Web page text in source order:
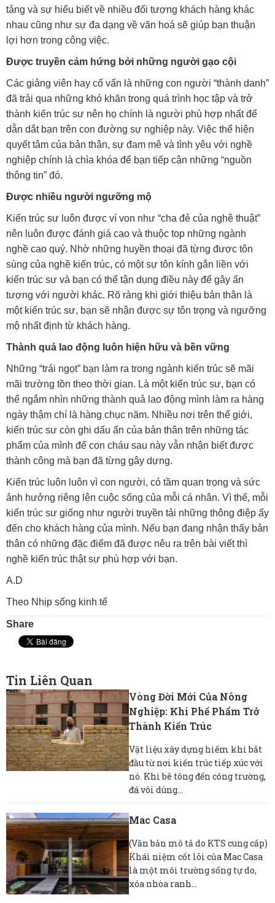
tảng và sự hiểu biết về nhiều đối tượng khách hàng khác
nhau cũng như sự đa dạng về văn hoá sẽ giúp bạn thuận
lợi hơn trong công việc.
Được truyền cảm hứng bởi những người gạo cội
Các giảng viên hay cố vấn là những con người “thành danh”
đã trải qua những khó khăn trong quá trình học tập và trở
thành kiến trúc sư nên họ chính là người phù hợp nhất để
dẫn dắt bạn trên con đường sự nghiệp này. Việc thể hiện
quyết tâm của bản thân, sự đam mê và tình yêu với nghề
nghiệp chính là chìa khóa để bạn tiếp cận những “nguồn
thông tin” đó.
Được nhiều người ngưỡng mộ
Kiến trúc sư luôn được ví von như “cha đẻ của nghệ thuật”
nên luôn được đánh giá cao và thuộc top những ngành
nghề cao quý. Nhờ những huyền thoại đã từng được tôn
sùng của nghề kiến trúc, có một sự tôn kính gắn liền với
kiến trúc sư và bạn có thể tận dụng điều này để gây ấn
tượng với người khác. Rõ ràng khi giới thiệu bản thân là
một kiến trúc sư, bạn sẽ nhận được sự tôn trọng và ngưỡng
mộ nhất định từ khách hàng.
Thành quả lao động luôn hiện hữu và bền vững
Những “trái ngọt” bạn làm ra trong ngành kiến trúc sẽ mãi
mãi trường tồn theo thời gian. Là một kiến trúc sư, bạn có
thể ngắm nhìn những thành quả lao động mình làm ra hàng
ngày thậm chí là hàng chục năm. Nhiều nơi trên thế giới,
kiến trúc sư còn ghi dấu ấn của bản thân trên những tác
phẩm của mình để con cháu sau này vẫn nhận biết được
thành công mà bạn đã từng gây dựng.
Kiến trúc luôn luôn vì con người, có tầm quan trọng và sức
ảnh hưởng riêng lên cuộc sống của mỗi cá nhân. Vì thế, mỗi
kiến trúc sư giống như người truyền tải những thông điệp ấy
đến cho khách hàng của mình. Nếu bạn đang nhận thấy bản
thân có những đặc điểm đã được nêu ra trên bài viết thì
nghề kiến trúc thật sự phù hợp với bạn.
A.D
Theo Nhịp sống kinh tế
Share
Tin Liên Quan
Vòng Đời Mới Của Nông
Nghiệp: Khi Phế Phẩm Trở
Thành Kiến Trúc
Vật liệu xây dựng hiếm khi bắt
đầu từ nơi kiến ​​trúc tiếp xúc với
nó. Khi bê tông đến công trường,
đá vôi dùng...
Mac Casa
(Văn bản mô tả do KTS cung cấp)
Khái niệm cốt lõi của Mac Casa
là một môi trường sống tự do,
xóa nhòa ranh...